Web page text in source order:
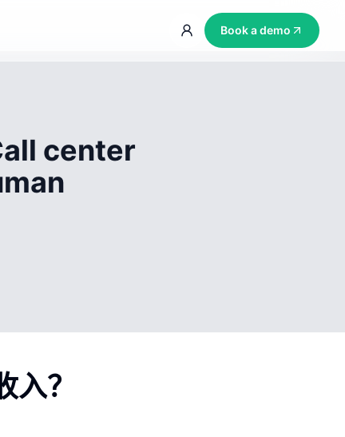
Book a demo
center
？